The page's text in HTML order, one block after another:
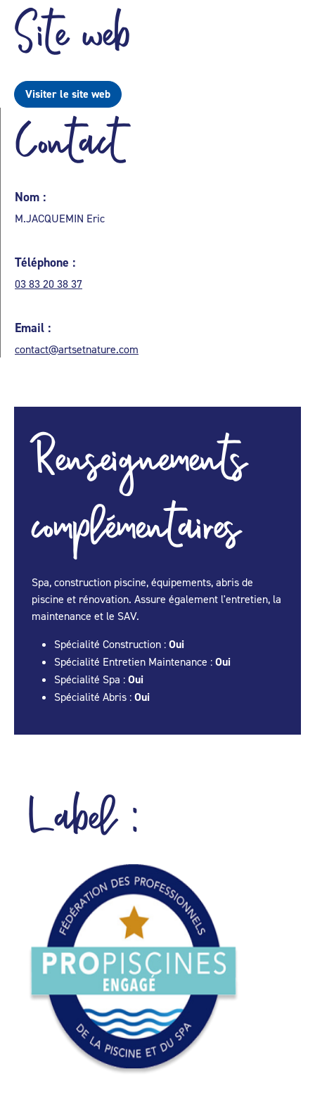
Site web
Visiter le site web
Contact
Nom :
M.JACQUEMIN Eric
Téléphone :
03 83 20 38 37
Email :
contact@artsetnature.com
Renseignements
complémentaires
Spa, construction piscine, équipements, abris de
piscine et rénovation. Assure également l'entretien, la
maintenance et le SAV.
Spécialité Construction : Oui
Spécialité Entretien Maintenance : Oui
Spécialité Spa : Oui
Spécialité Abris : Oui
Label :